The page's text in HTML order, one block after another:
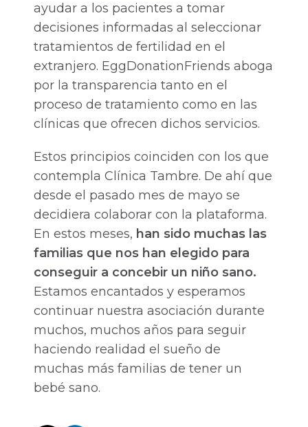
ayudar a los pacientes a tomar
decisiones informadas al seleccionar
tratamientos de fertilidad en el
extranjero. EggDonationFriends aboga
por la transparencia tanto en el
proceso de tratamiento como en las
clínicas que ofrecen dichos servicios.
Estos principios coinciden con los que
contempla Clínica Tambre. De ahí que
desde el pasado mes de mayo se
decidiera colaborar con la plataforma.
En estos meses, han sido muchas las
familias que nos han elegido para
conseguir a concebir un niño sano.
Estamos encantados y esperamos
continuar nuestra asociación durante
muchos, muchos años para seguir
haciendo realidad el sueño de
muchas más familias de tener un
bebé sano.